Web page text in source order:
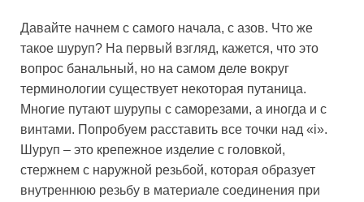
Давайте начнем с самого начала, с азов. Что же
такое шуруп? На первый взгляд, кажется, что это
вопрос банальный, но на самом деле вокруг
терминологии существует некоторая путаница.
Многие путают шурупы с саморезами, а иногда и с
винтами. Попробуем расставить все точки над «i».
Шуруп – это крепежное изделие с головкой,
стержнем с наружной резьбой, которая образует
внутреннюю резьбу в материале соединения при